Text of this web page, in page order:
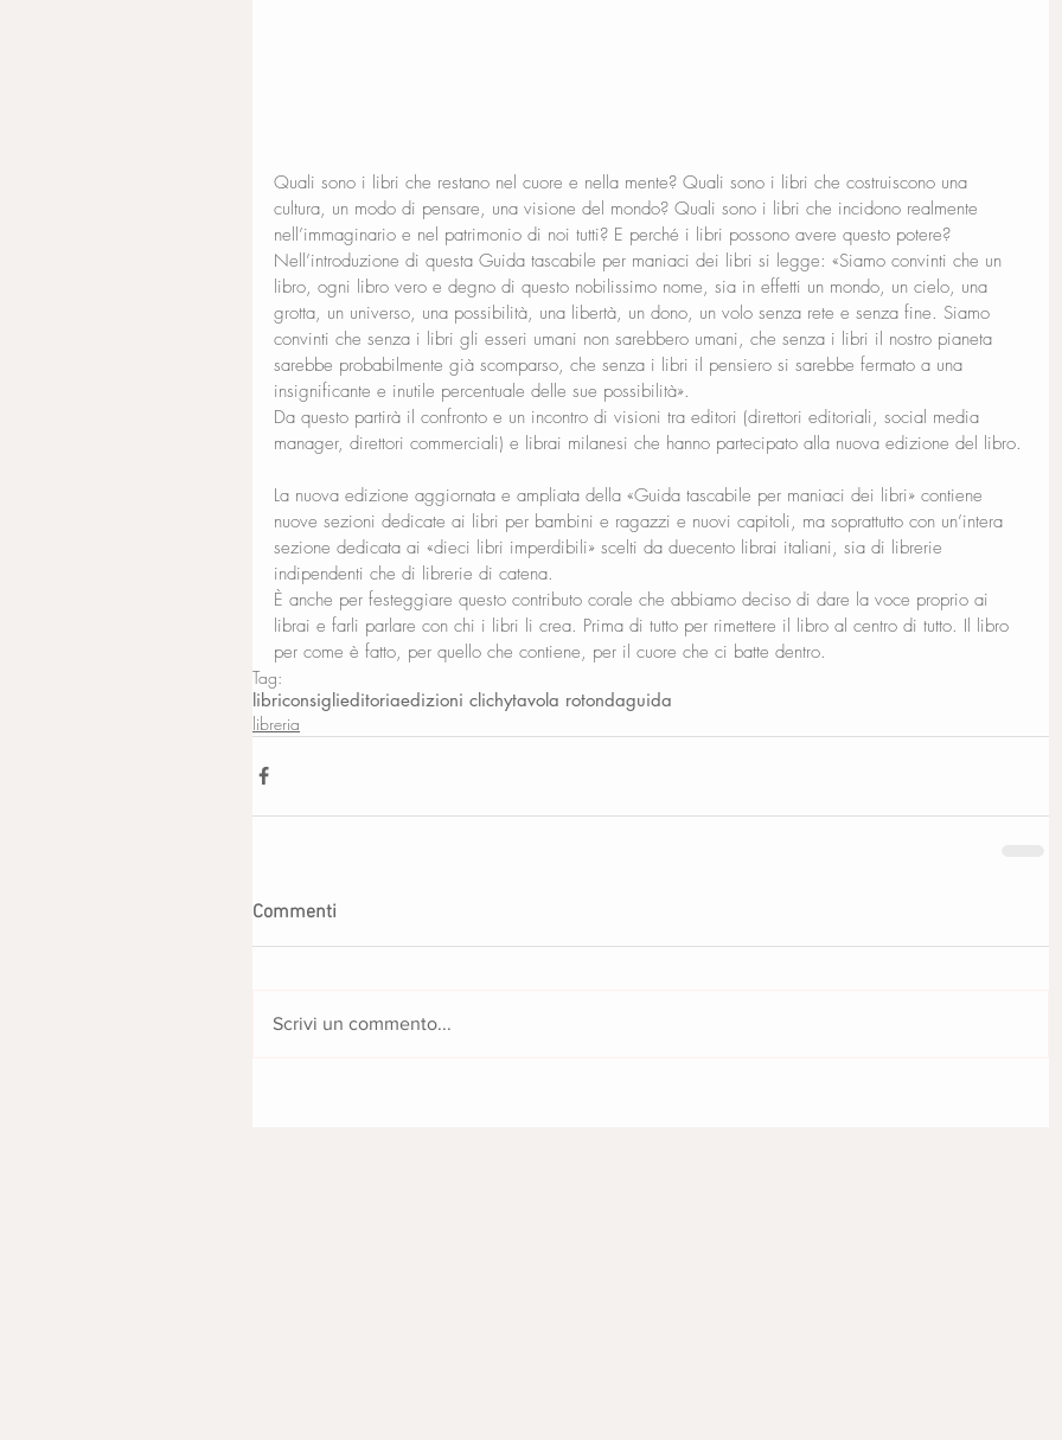
Quali sono i libri che restano nel cuore e nella mente? Quali sono i libri che costruiscono una
cultura, un modo di pensare, una visione del mondo? Quali sono i libri che incidono realmente
nell’immaginario e nel patrimonio di noi tutti? E perché i libri possono avere questo potere?
Nell’introduzione di questa Guida tascabile per maniaci dei libri si legge: «Siamo convinti che un
libro, ogni libro vero e degno di questo nobilissimo nome, sia in effetti un mondo, un cielo, una
grotta, un universo, una possibilità, una libertà, un dono, un volo senza rete e senza fine. Siamo
convinti che senza i libri gli esseri umani non sarebbero umani, che senza i libri il nostro pianeta
sarebbe probabilmente già scomparso, che senza i libri il pensiero si sarebbe fermato a una
insignificante e inutile percentuale delle sue possibilità».
Da questo partirà il confronto e un incontro di visioni tra editori (direttori editoriali, social media
manager, direttori commerciali) e librai milanesi che hanno partecipato alla nuova edizione del libro.
La nuova edizione aggiornata e ampliata della «Guida tascabile per maniaci dei libri» contiene
nuove sezioni dedicate ai libri per bambini e ragazzi e nuovi capitoli, ma soprattutto con un’intera
sezione dedicata ai «dieci libri imperdibili» scelti da duecento librai italiani, sia di librerie
indipendenti che di librerie di catena.
È anche per festeggiare questo contributo corale che abbiamo deciso di dare la voce proprio ai
librai e farli parlare con chi i libri li crea. Prima di tutto per rimettere il libro al centro di tutto. Il libro
per come è fatto, per quello che contiene, per il cuore che ci batte dentro.
Tag:
libriconsiglieditoriaedizioni clichytavola rotondaguida
libreria
Commenti
Scrivi un commento...